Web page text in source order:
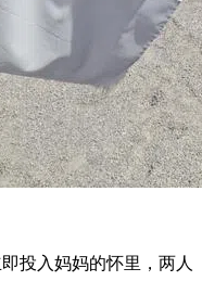
投入妈妈的怀里，两人